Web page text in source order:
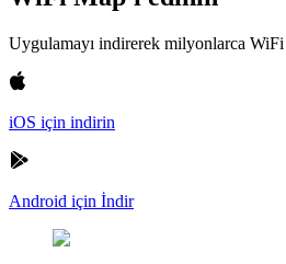
Uygulamayı indirerek milyonlarca
iOS için indirin
Android için İndir